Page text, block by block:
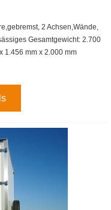
2 Achsen,Wände,
Gesamtgewicht: 2.700
1.456 mm x 2.000 mm